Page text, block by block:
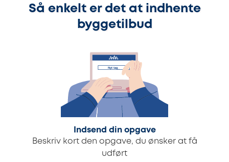
Så enkelt er det at indhente
byggetilbud
Indsend din opgave
Beskriv kort den opgave, du ønsker at få
udført